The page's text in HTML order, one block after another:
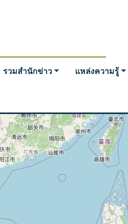
รวมสำนักข่าว แหล่งความรู้